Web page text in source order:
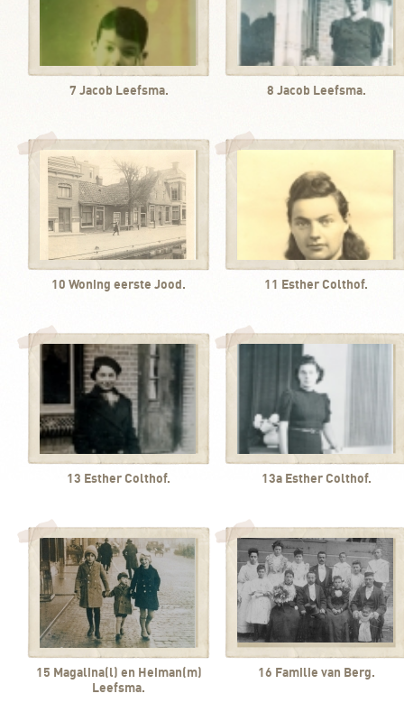
7 Jacob Leefsma. 8 Jacob Leefsma.
10 Woning eerste Jood. 11 Esther Colthof.
13 Esther Colthof. 13a Esther Colthof.
15 Magalina(l) en Heiman(m)
Leefsma.
16 Familie van Berg.